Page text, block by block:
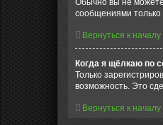
Обычно вы не
сообщениями только
Вернуться к началу
Когда я щёлкаю по
Только
возможность. Это
Вернуться к началу